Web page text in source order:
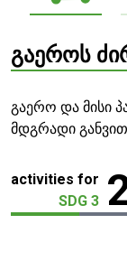
გაეროს
გაერო და მისი
მდგრადი
activities for
SDG 3